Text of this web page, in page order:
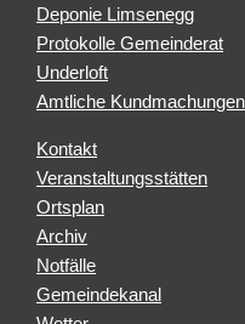
Deponie Limsenegg
Protokolle Gemeinderat
Underloft
Amtliche Kundmachungen
Kontakt
Veranstaltungsstätten
Ortsplan
Archiv
Notfälle
Gemeindekanal